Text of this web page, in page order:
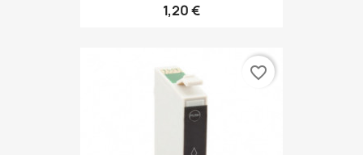
1,20 €
favorite_border